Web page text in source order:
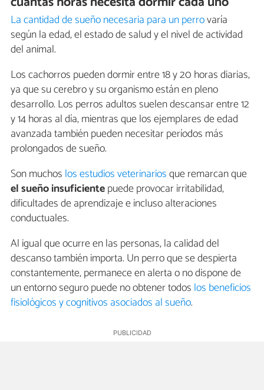
La cantidad de sueño necesaria para un perrovaría
según la edad, el estado de salud y el nivel de actividad
del animal.
Los cachorros pueden dormir entre 18 y 20 horas diarias,
ya que su cerebro y su organismo están en pleno
desarrollo. Los perros adultos suelen descansar entre 12
y 14 horas al día, mientras que los ejemplares de edad
avanzada también pueden necesitar períodos más
prolongados de sueño.
Son muchos los estudios veterinariosque remarcan que
el sueño insuficientepuede provocar irritabilidad,
dificultades de aprendizaje e incluso alteraciones
conductuales.
Al igual que ocurre en las personas, la calidad del
descanso también importa. Un perro que se despierta
constantemente, permanece en alerta o no dispone de
un entorno seguro puede no obtener todos los beneficios
fisiológicos y cognitivos asociados al sueño.